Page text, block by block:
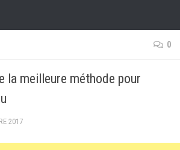
0
la meilleure méthode pour
2017